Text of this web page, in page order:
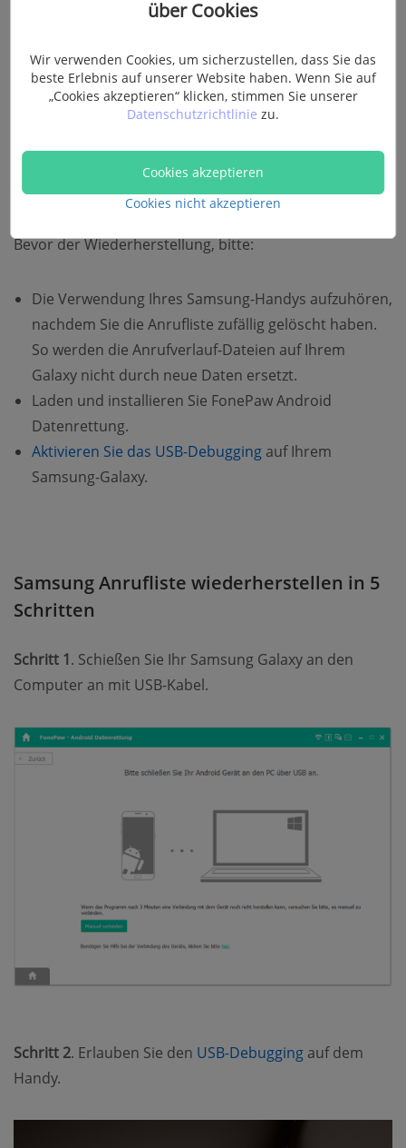
Anrufer,Telefonnummer
wiederhergestellt. (Um die Aufliste von anderen
Telefon-Modelle zu wiederherstellen, lesen Siehier
Gratis Download Gratis Download
Bevor der Wiederherstellung, bitte:
Die Verwendung Ihres Samsung-Handys aufzuhören,
nachdem Sie die Anrufliste zufällig gelöscht haben.
So werden die Anrufverlauf-Dateien auf Ihrem
Galaxy nicht durch neue Daten ersetzt.
Laden und installieren Sie FonePaw Android
Datenrettung.
Aktivieren Sie das USB-Debugging (opens new window)
auf Ihrem
Samsung-Galaxy.
Samsung Anrufliste wiederherstellen in 5
Schritten
Schritt 1. Schießen Sie Ihr Samsung Galaxy an den
Computer an mit USB-Kabel.
Schritt 2. Erlauben Sie den USB-Debugging (opens new
auf dem
Handy.
über Cookies
Wir verwenden Cookies, um sicherzustellen, dass Sie das
beste Erlebnis auf unserer Website haben. Wenn Sie auf
„Cookies akzeptieren“ klicken, stimmen Sie unserer
Datenschutzrichtlinie zu.
Cookies akzeptieren
Cookies nicht akzeptieren